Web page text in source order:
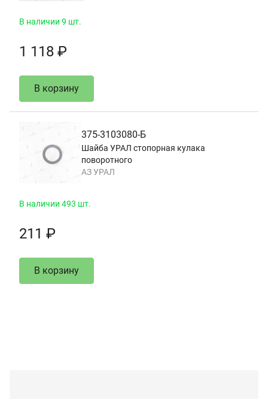
В наличии 9 шт.
1 118 ₽
В корзину
375-3103080-Б
Шайба УРАЛ стопорная кулака
поворотного
АЗ УРАЛ
В наличии 493 шт.
211 ₽
В корзину